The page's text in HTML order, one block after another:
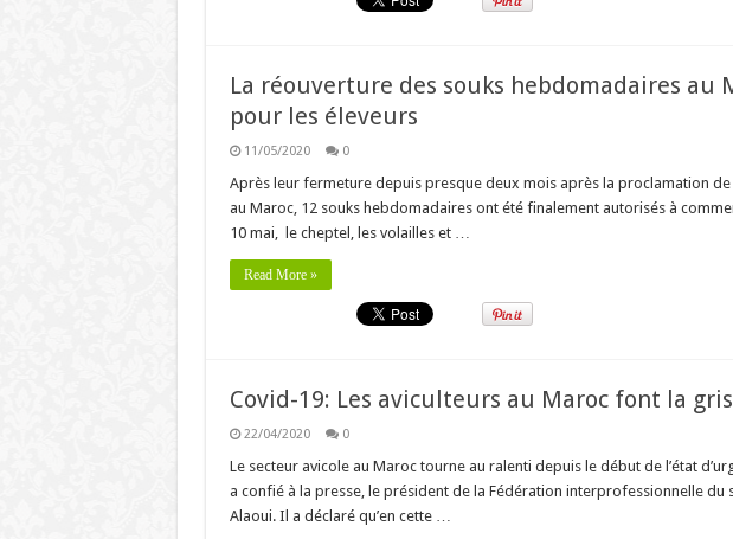
La réouverture des souks hebdomadaires au
pour les éleveurs
11/05/2020 0
Après leur fermeture depuis presque deux mois après la proclamation de
au Maroc, 12 souks hebdomadaires ont été finalement autorisés à
10 mai, le cheptel, les volailles et …
Read More »
Covid-19: Les aviculteurs au Maroc font la
22/04/2020 0
Le secteur avicole au Maroc tourne au ralenti depuis le début de l’état
a confié à la presse, le président de la Fédération interprofessionnelle du
Alaoui. Il a déclaré qu’en cette …